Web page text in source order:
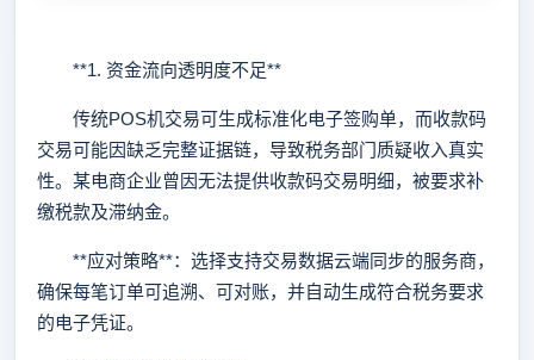
**1. 资金流向透明度不足**
传统POS机交易可生成标准化电子签购单，而收款码
交易可能因缺乏完整证据链，导致税务部门质疑收入真实
性。某电商企业曾因无法提供收款码交易明细，被要求补
缴税款及滞纳金。
**应对策略**：选择支持交易数据云端同步的服务商，
确保每笔订单可追溯、可对账，并自动生成符合税务要求
的电子凭证。